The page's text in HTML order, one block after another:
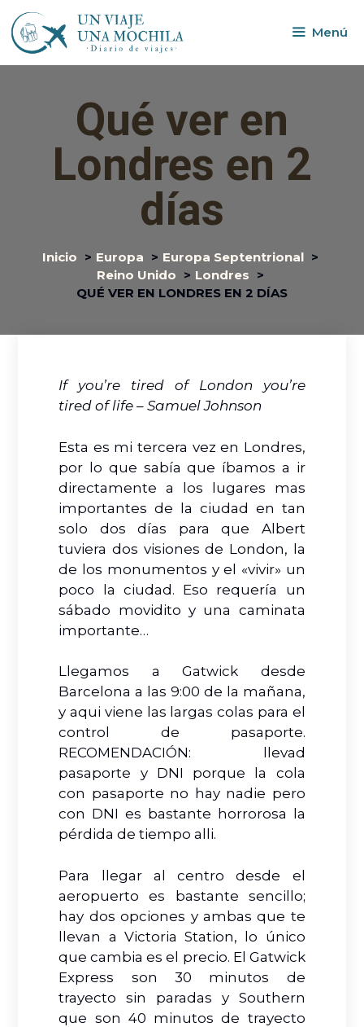
Menú
Qué ver en
Londres en 2
días
Inicio Europa
Europa Septentrional
Reino Unido
Londres
QUÉ VER EN LONDRES EN 2 DÍAS
If you’re tired of London you’re
tired of life – Samuel Johnson
Esta es mi tercera vez en Londres,
por lo que sabía que íbamos a ir
directamente a los lugares mas
importantes de la ciudad en tan
solo dos días para que Albert
tuviera dos visiones de London, la
de los monumentos y el «vivir» un
poco la ciudad. Eso requería un
sábado movidito y una caminata
importante…
Llegamos a Gatwick desde
Barcelona a las 9:00 de la mañana,
y aqui viene las largas colas para el
control de pasaporte.
RECOMENDACIÓN: llevad
pasaporte y DNI porque la cola
con pasaporte no hay nadie pero
con DNI es bastante horrorosa la
pérdida de tiempo alli.
Para llegar al centro desde el
aeropuerto es bastante sencillo;
hay dos opciones y ambas que te
llevan a Victoria Station, lo único
que cambia es el precio. El Gatwick
Express son 30 minutos de
trayecto sin paradas y Southern
que son 40 minutos de trayecto